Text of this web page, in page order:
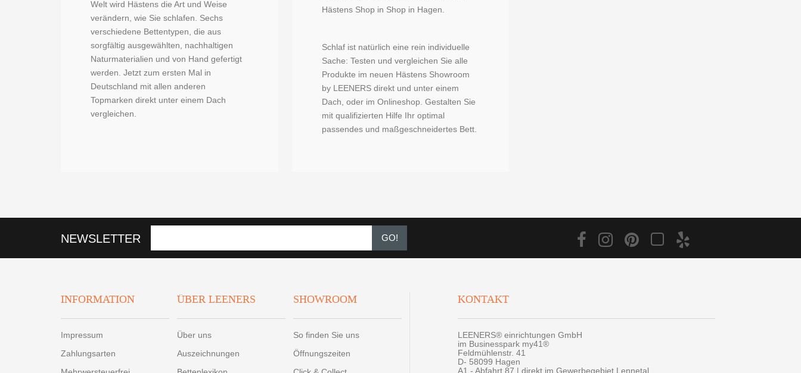
Welt wird Hästens die Art und Weise
verändern, wie Sie schlafen. Sechs
verschiedene Bettentypen, die aus
sorgfältig ausgewählten, nachhaltigen
Naturmaterialien und von Hand gefertigt
werden. Jetzt zum ersten Mal in
Deutschland mit allen anderen
Topmarken direkt unter einem Dach
vergleichen.
Hästens Shop in Shop in Hagen.
Schlaf ist natürlich eine rein individuelle
Sache: Testen und vergleichen Sie alle
Produkte im neuen Hästens Showroom
by LEENERS direkt und unter einem
Dach, oder im Onlineshop. Gestalten Sie
mit qualifizierten Hilfe Ihr optimal
passendes und maßgeschneidertes Bett.
NEWSLETTER GO!
INFORMATION
Impressum
Zahlungsarten
ÜBER LEENERS
Über uns
Auszeichnungen
SHOWROOM
So finden Sie uns
Öffnungszeiten
KONTAKT
LEENERS® einrichtungen GmbH
im Businesspark my41®
Feldmühlenstr. 41
D- 58099 Hagen
A1 - Abfahrt 87 | direkt im Gewerbegebiet Lennetal